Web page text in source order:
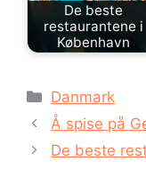
De beste
restaurantene i
København
Kategorier
Danmark
Å spise på
De beste